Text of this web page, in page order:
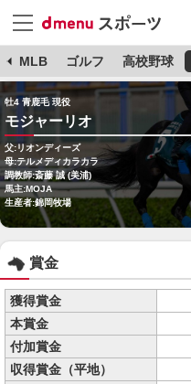
MLB ゴルフ 高校野球
牡4 青鹿毛 現役
モジャーリオ
父:リオンディーズ
母:テルメディカラカラ
調教師:斎藤 誠 (美浦)
馬主:MOJA
生産者:錦岡牧場
賞金
獲得賞金
本賞金
付加賞金
収得賞金（平地）